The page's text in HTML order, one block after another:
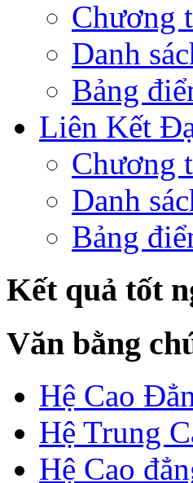
Chương
Danh
Bảng
Liên Kết
Chương
Danh
Bảng
Kết quả tốt
Văn bằng
Hệ Cao
Hệ Trung
Hệ Cao